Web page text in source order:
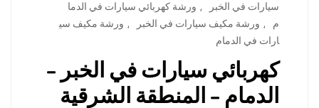
سيارات في الخبر
, ورشة كهربائي سيارات في الدما
م
, ورشة مكيف سيارات في الخبر , ورشة مكيف سي
ارات في الدمام
كهربائي سيارات في الخبر –
الدمام – المنطقة الشرقية